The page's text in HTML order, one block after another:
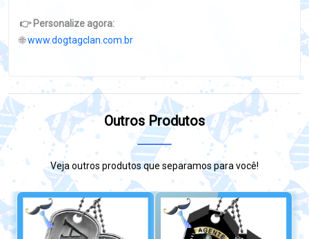
👉 Personalize agora:
🌐www.dogtagclan.com.br
Outros Produtos
Veja outros produtos que separamos para você!